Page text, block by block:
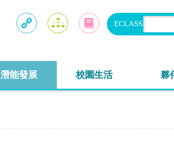
連結 入學申請
ECLASS:
潛能發展 校園生活 夥